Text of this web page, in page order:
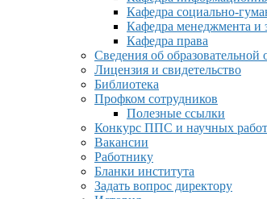
Кафедра социально-
Кафедра менеджмента и
Кафедра права
Сведения об образовательной
Лицензия и свидетельство
Библиотека
Профком сотрудников
Полезные ссылки
Конкурс ППС и научных
Вакансии
Работнику
Бланки института
Задать вопрос директору